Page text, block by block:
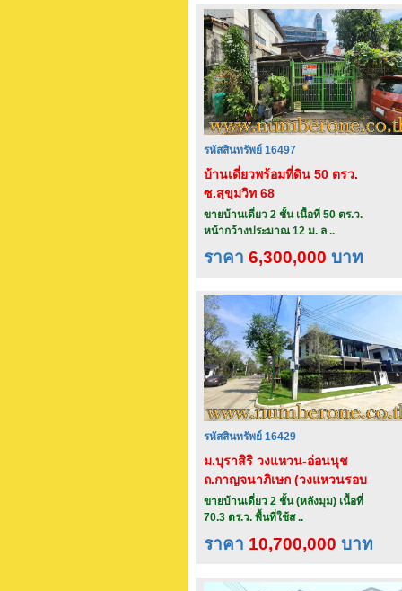
รหัสสินทรัพย์ 16497
บ้านเดี่ยวพร้อมที่ดิน 50 ตรว.
ซ.สุขุมวิท 68
ขายบ้านเดี่ยว 2 ชั้น เนื้อที่ 50 ตร.ว.
หน้ากว้างประมาณ 12 ม. ล ..
ราคา 6,300,000 บาท
รหัสสินทรัพย์ 16429
ม.บุราสิริ วงแหวน-อ่อนนุช
ถ.กาญจนาภิเษก (วงแหวนรอบ
นอก)
ขายบ้านเดี่ยว 2 ชั้น (หลังมุม) เนื้อที่
70.3 ตร.ว. พื้นที่ใช้ส ..
ราคา 10,700,000 บาท